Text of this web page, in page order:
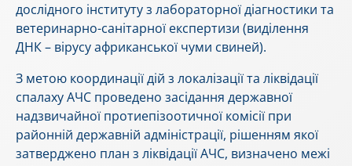
дослідного інституту з лабораторної діагностики та
ветеринарно-санітарної експертизи (виділення
ДНК – вірусу африканської чуми свиней).
З метою координації дій з локалізації та ліквідації
спалаху АЧС проведено засідання державної
надзвичайної протиепізоотичної комісії при
районній державній адміністрації, рішенням якої
затверджено план з ліквідації АЧС, визначено межі